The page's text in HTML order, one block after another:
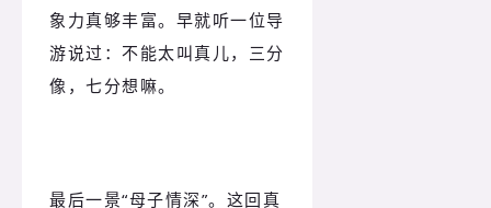
象力真够丰富。早就听一位导
游说过：不能太叫真儿，三分
像，七分想嘛。
最后一景“母子情深”。这回真